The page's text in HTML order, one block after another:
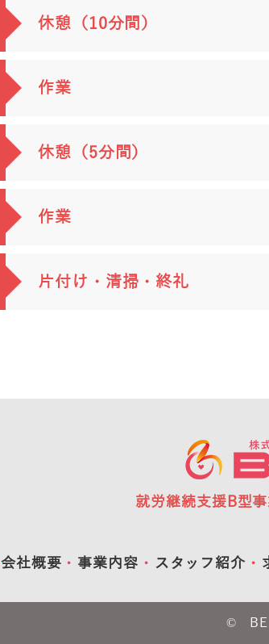
休憩（10分間）
作業
休憩（5分間）
作業
片付け・清掃・終礼
就労継続支援B型
会社概要 事業内容 スタッフ紹介
© BE